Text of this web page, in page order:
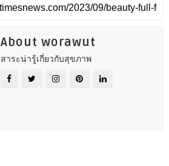
About worawut
สาระน่ารู้เกี่ยวกับสุขภาพ